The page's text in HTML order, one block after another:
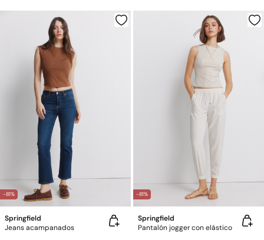
-81%
Springfield
Jeans acampanados
-81%
Springfield
Pantalón jogger con elástico